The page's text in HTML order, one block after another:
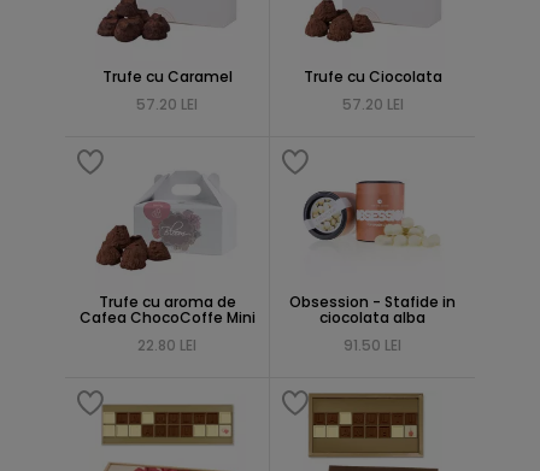
Trufe cu Caramel
57.20 LEI
Trufe cu Ciocolata
57.20 LEI
Trufe cu aroma de
Cafea ChocoCoffe Mini
22.80 LEI
Obsession - Stafide in
ciocolata alba
91.50 LEI